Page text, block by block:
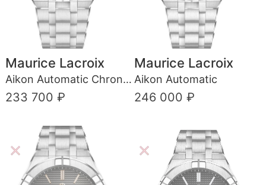
Maurice Lacroix
Aikon Automatic Chronograph
233 700 ₽
Maurice Lacroix
Aikon Automatic
246 000 ₽